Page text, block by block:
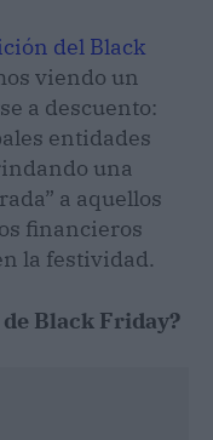
del Black
viendo un
a descuento:
entidades
una
a aquellos
financieros
la festividad.
de Black Friday?